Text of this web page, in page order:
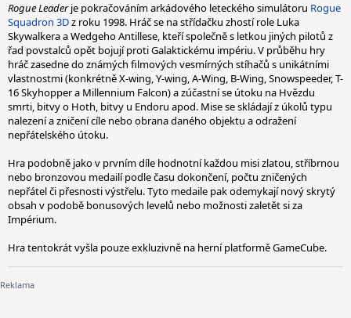
Rogue Leaderje pokračováním arkádového leteckého simulátoru Rogue
Squadron 3Dz roku 1998. Hráč se na střídačku zhostí role Luka
Skywalkera a Wedgeho Antillese, kteří společně s letkou jiných pilotů z
řad povstalců opět bojují proti Galaktickému impériu. V průběhu hry
hráč zasedne do známých filmových vesmírných stíhačů s unikátními
vlastnostmi (konkrétně X-wing, Y-wing, A-Wing, B-Wing, Snowspeeder, T-
16 Skyhopper a Millennium Falcon) a zúčastní se útoku na Hvězdu
smrti, bitvy o Hoth, bitvy u Endoru apod. Mise se skládají z úkolů typu
nalezení a zničení cíle nebo obrana daného objektu a odražení
nepřátelského útoku.
Hra podobně jako v prvním díle hodnotní každou misi zlatou, stříbrnou
nebo bronzovou medailí podle času dokončení, počtu zničených
nepřátel či přesnosti výstřelu. Tyto medaile pak odemykají nový skrytý
obsah v podobě bonusových levelů nebo možnosti zaletět si za
Impérium.
Hra tentokrát vyšla pouze exkluzivně na herní platformě GameCube.